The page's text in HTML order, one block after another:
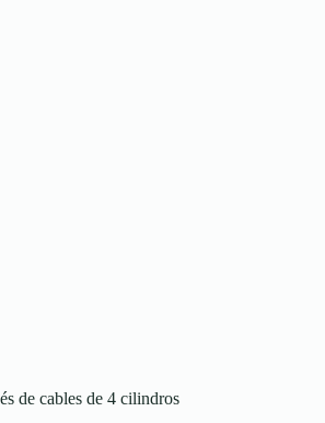
de cables de 4 cilindros